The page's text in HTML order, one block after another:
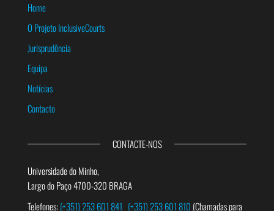
Home
O Projeto InclusiveCourts
Jurisprudência
Equipa
Notícias
Contacto
CONTACTE-NOS
Universidade do Minho,
Largo do Paço 4700-320 BRAGA
Telefones:(+351) 253 601 841 (+351) 253 601 810 (Chamadas para